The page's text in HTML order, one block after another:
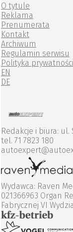
O tytule
Reklama
Prenumerata
Kontakt
Archiwum
Regulamin serwisu
Polityka prywatności
EN
DE
Redakcje i biura: ul.
tel. 71 7823 180
Wydawca: Raven
021366963 Organ
Fabrycznej VI